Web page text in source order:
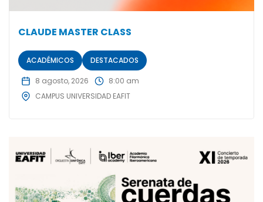
CLAUDE MASTER CLASS
ACADÉMICOS DESTACADOS
8 agosto, 2026
8:00 am
CAMPUS UNIVERSIDAD EAFIT